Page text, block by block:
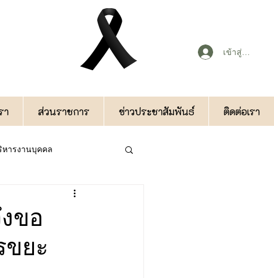
เข้าสู่ระบบ
า ส่วนราชการ ข่าวประชาสัมพันธ์ ติดต่อเรา
หารงานบุคคล
ขอ
ยะ